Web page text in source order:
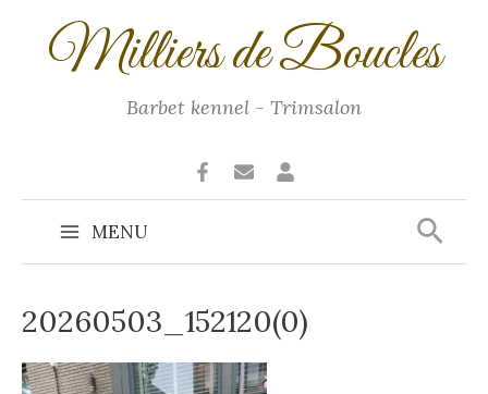
Milliers de Boucles
Barbet kennel - Trimsalon
Main
Menu
MENU
20260503_152120(0)